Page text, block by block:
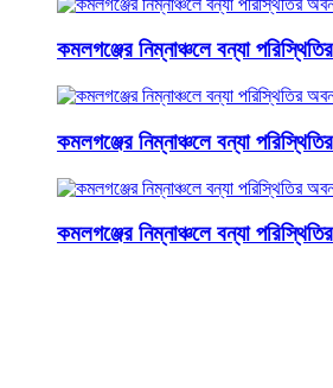
কমলগঞ্জের নিম্নাঞ্চলে বন্যা
কমলগঞ্জের নিম্নাঞ্চলে বন্যা
কমলগঞ্জের নিম্নাঞ্চলে বন্যা